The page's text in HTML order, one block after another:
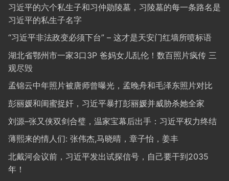
习近平的六个私生子和习仲勋陵墓，习陵墓的每一条路名是
习近平的私生子名字
“习近平非法政变必须下台” – 这才是天安门红墙所喷标语
湖北省鄂州市一家3口3P 爸妈女儿乱伦！数百照片疯传 三
观尽毁
孟锦云中年照片被唐师曾曝光，孟晚舟和毛泽东照片对比
彭丽媛和闺蜜捉奸，习近平暴打彭丽媛并威胁杀她全家
刘源–张又侠双剑合璧，温家宝幕后出手：习近平权力终结
薄熙来的情人们: 张伟杰,马晓晴，章子怡，姜丰
北戴河会议前，习近平发出试探信号，自己要干到2035
年！